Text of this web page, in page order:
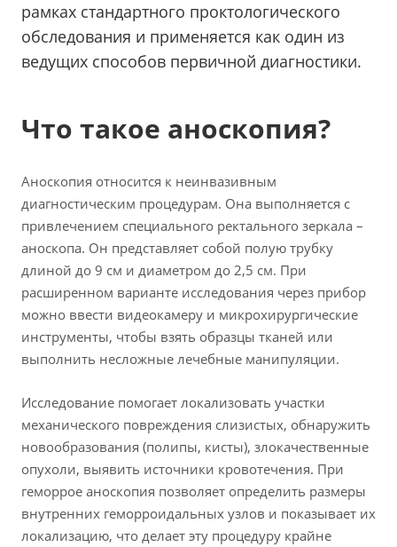
рамках стандартного проктологического
обследования и применяется как один из
ведущих способов первичной диагностики.
Что такое аноскопия?
Аноскопия относится к неинвазивным
диагностическим процедурам. Она выполняется с
привлечением специального ректального зеркала –
аноскопа. Он представляет собой полую трубку
длиной до 9 см и диаметром до 2,5 см. При
расширенном варианте исследования через прибор
можно ввести видеокамеру и микрохирургические
инструменты, чтобы взять образцы тканей или
выполнить несложные лечебные манипуляции.
Исследование помогает локализовать участки
механического повреждения слизистых, обнаружить
новообразования (полипы, кисты), злокачественные
опухоли, выявить источники кровотечения. При
геморрое аноскопия позволяет определить размеры
внутренних геморроидальных узлов и показывает их
локализацию, что делает эту процедуру крайне